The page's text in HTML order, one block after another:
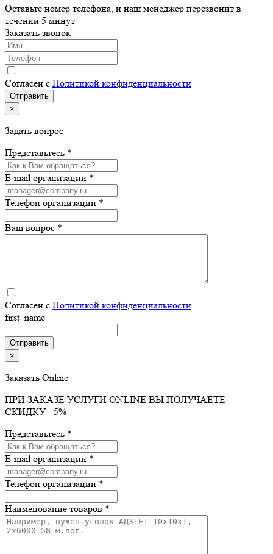
Оставьте номер телефона, и наш менеджер перезвонит в
течении 5 минут
Заказать звонок
Согласен с Политикой конфиденциальности
×
Задать вопрос
Представьтесь *
E-mail организации *
Телефон организации *
Ваш вопрос *
Согласен с Политикой конфиденциальности
first_name
×
Заказать Online
ПРИ ЗАКАЗЕ УСЛУГИ ONLINE ВЫ ПОЛУЧАЕТЕ
СКИДКУ - 5%
Представьтесь *
E-mail организации *
Телефон организации *
Наименование товаров *